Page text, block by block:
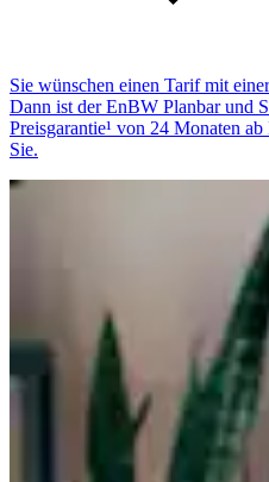
Sie wünschen einen Tarif mit
Dann ist der EnBW Planbar und
Preisgarantie¹ von 24 Monaten
Sie.